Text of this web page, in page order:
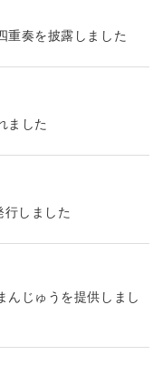
重奏を披露しました
ました
しました
んじゅうを提供しまし